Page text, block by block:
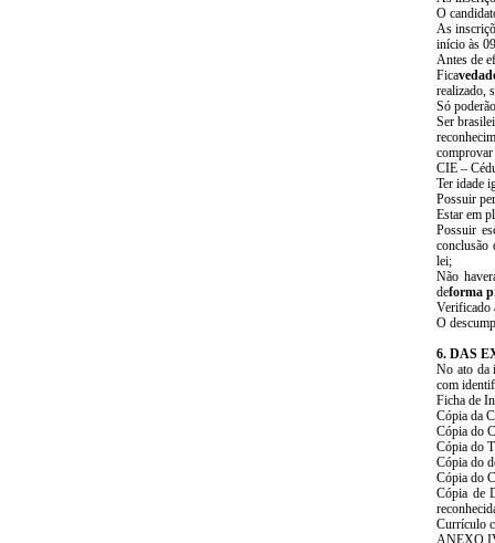
O
As
início às
Antes de
Fica
realizado,
Só
Ser
comprovar
CIE –
Ter idade
Possuir
Estar em
Possuir
conclusão
lei;
Não
deforma
Verificado
O
6. DAS
No ato da
com
Ficha de
Cópia da
Cópia do
Cópia do
Cópia do
Cópia do
Cópia de
Currículo
ANEXO